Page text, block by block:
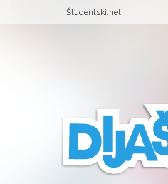
Študentski.net